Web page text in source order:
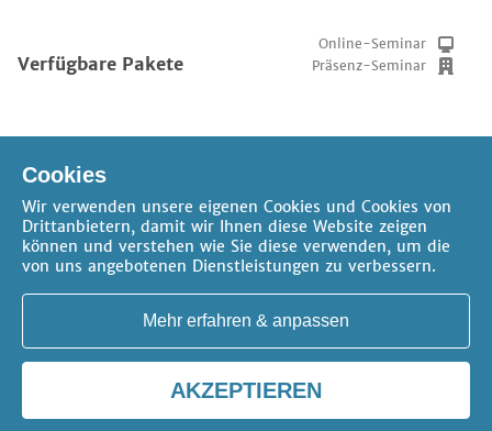
Verfügbare Pakete
Online-Seminar
Präsenz-Seminar
AGB Impressum
Cookie-Einstellungen
erica gilb
Cookies
Wir verwenden unsere eigenen Cookies und Cookies von
Drittanbietern, damit wir Ihnen diese Website zeigen
können und verstehen wie Sie diese verwenden, um die
von uns angebotenen Dienstleistungen zu verbessern.
AKZEPTIEREN
Mehr erfahren & anpassen